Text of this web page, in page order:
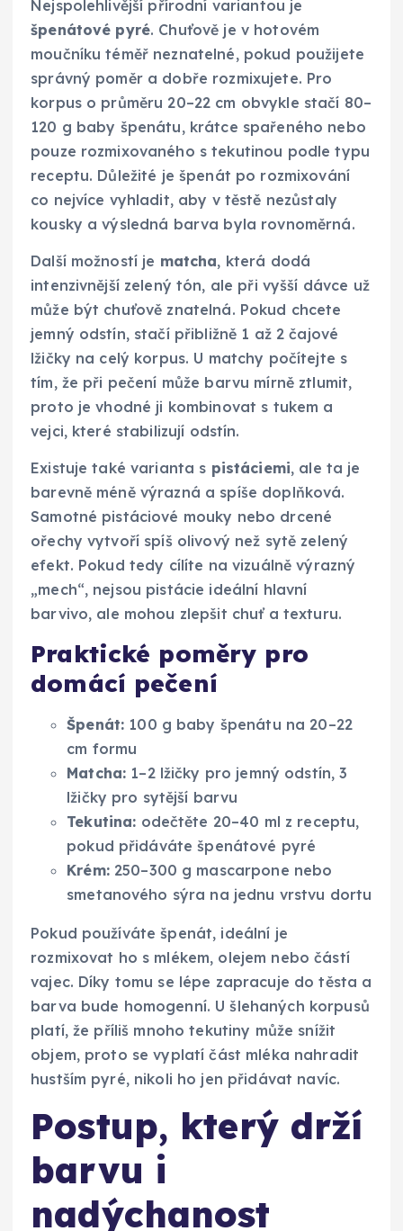
Nejspolehlivější přírodní variantou je
špenátové pyré. Chuťově je v hotovém
moučníku téměř neznatelné, pokud použijete
správný poměr a dobře rozmixujete. Pro
korpus o průměru 20–22 cm obvykle stačí 80–
120 g baby špenátu, krátce spařeného nebo
pouze rozmixovaného s tekutinou podle typu
receptu. Důležité je špenát po rozmixování
co nejvíce vyhladit, aby v těstě nezůstaly
kousky a výsledná barva byla rovnoměrná.
Další možností je matcha, která dodá
intenzivnější zelený tón, ale při vyšší dávce už
může být chuťově znatelná. Pokud chcete
jemný odstín, stačí přibližně 1 až 2 čajové
lžičky na celý korpus. U matchy počítejte s
tím, že při pečení může barvu mírně ztlumit,
proto je vhodné ji kombinovat s tukem a
vejci, které stabilizují odstín.
Existuje také varianta s pistáciemi, ale ta je
barevně méně výrazná a spíše doplňková.
Samotné pistáciové mouky nebo drcené
ořechy vytvoří spíš olivový než sytě zelený
efekt. Pokud tedy cílíte na vizuálně výrazný
„mech“, nejsou pistácie ideální hlavní
barvivo, ale mohou zlepšit chuť a texturu.
Praktické poměry pro
domácí pečení
Špenát: 100 g baby špenátu na 20–22
cm formu
Matcha: 1–2 lžičky pro jemný odstín, 3
lžičky pro sytější barvu
Tekutina: odečtěte 20–40 ml z receptu,
pokud přidáváte špenátové pyré
Krém:250–300 g mascarpone nebo
smetanového sýra na jednu vrstvu dortu
Pokud používáte špenát, ideální je
rozmixovat ho s mlékem, olejem nebo částí
vajec. Díky tomu se lépe zapracuje do těsta a
barva bude homogenní. U šlehaných korpusů
platí, že příliš mnoho tekutiny může snížit
objem, proto se vyplatí část mléka nahradit
hustším pyré, nikoli ho jen přidávat navíc.
Postup, který drží
barvu i
nadýchanost